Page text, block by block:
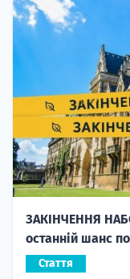
ЗАКІНЧЕННЯ
останній шанс
Стаття